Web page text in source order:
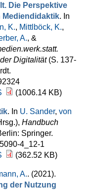
Die Perspektive
. In
K., Mittlböck, K.,
A., &
Digitalität(S. 137-
(1006.14 KB)
. In U. Sander, von
, Handbuch
Springer.
4_12-1
(362.52 KB)
A.. (2021).
der Nutzung